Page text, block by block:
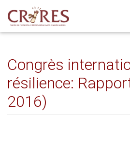
Congrès
résilience:
2016)